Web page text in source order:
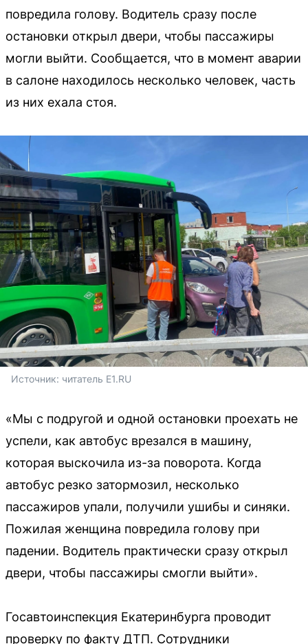
повредила голову. Водитель сразу после
остановки открыл двери, чтобы пассажиры
могли выйти. Сообщается, что в момент аварии
в салоне находилось несколько человек, часть
из них ехала стоя.
Источник: читатель E1.RU
«Мы с подругой и одной остановки проехать не
успели, как автобус врезался в машину,
которая выскочила из-за поворота. Когда
автобус резко затормозил, несколько
пассажиров упали, получили ушибы и синяки.
Пожилая женщина повредила голову при
падении. Водитель практически сразу открыл
двери, чтобы пассажиры смогли выйти».
Госавтоинспекция Екатеринбурга проводит
проверку по факту ДТП. Сотрудники